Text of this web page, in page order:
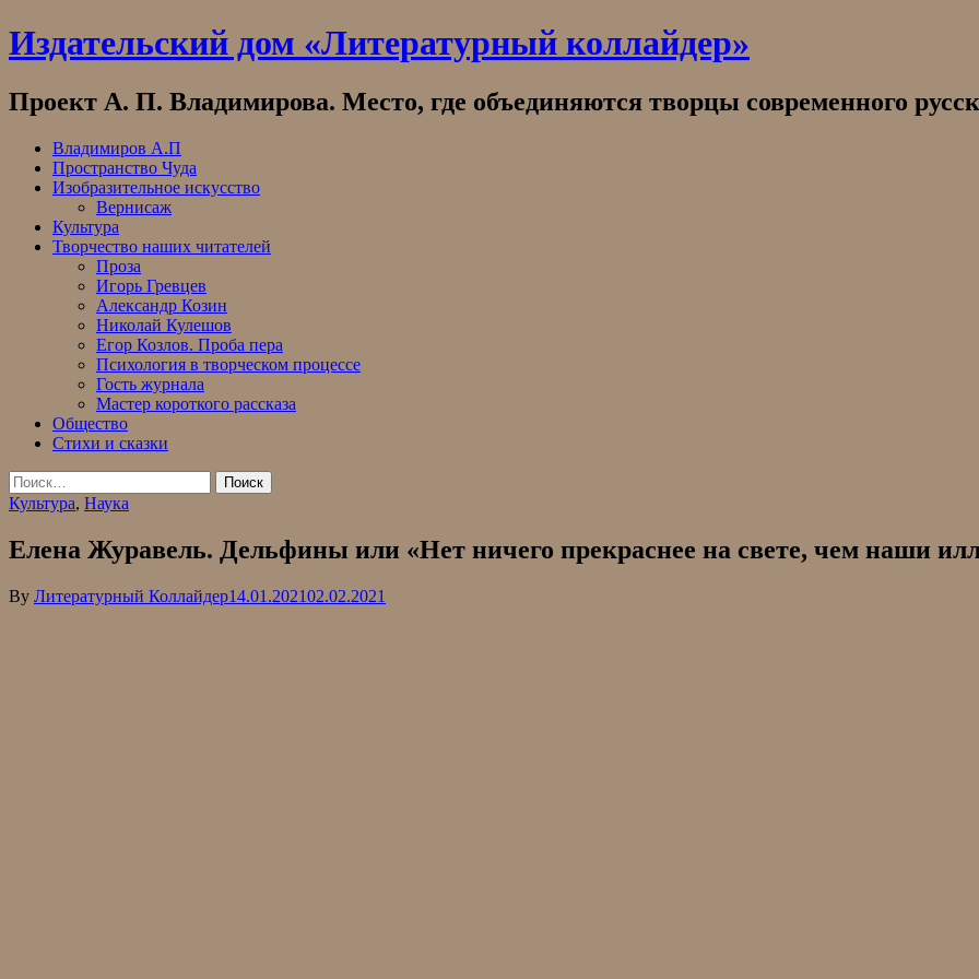
Skip
to
Издательский дом «Литературный коллайдер»
Проект А. П. Владимирова. Место, где объединяются творцы современного
Владимиров А.П
Пространство Чуда
Изобразительное искусство
Вернисаж
Культура
Творчество наших читателей
Проза
Игорь Гревцев
Александр Козин
Николай Кулешов
Егор Козлов. Проба пера
Психология в творческом процессе
Гость журнала
Мастер короткого рассказа
Общество
Стихи и сказки
Найти:
Культура, Наука
Елена Журавель. Дельфины или «Нет ничего прекраснее на свете, чем наши
By Литературный Коллайдер14.01.202102.02.2021